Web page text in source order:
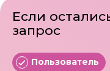
Если
запрос
Пользователь